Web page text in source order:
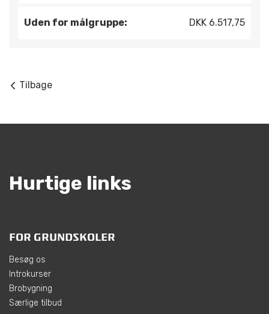
Uden for målgruppe: DKK 6.517,75
Tilbage
Hurtige links
FOR GRUNDSKOLER
Besøg os
Introkurser
Brobygning
Særlige tilbud